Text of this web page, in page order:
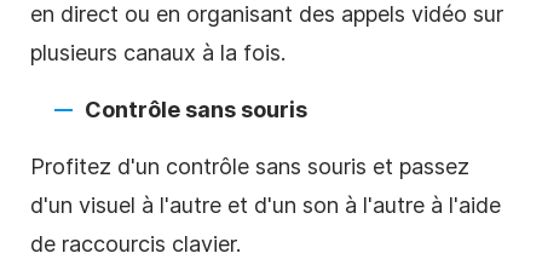
en direct ou en organisant des appels vidéo sur
plusieurs canaux à la fois.
Contrôle sans souris
Profitez d'un contrôle sans souris et passez
d'un visuel à l'autre et d'un son à l'autre à l'aide
de raccourcis clavier.